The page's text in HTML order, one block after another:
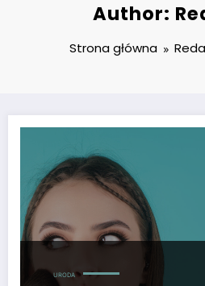
Author:
Strona główna
URODA